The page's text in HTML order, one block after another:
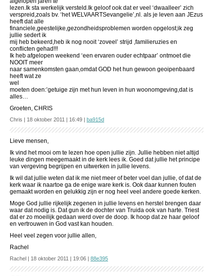
lezen.Ik sta werkelijk versteld.Ik geloof ook dat er veel ‘dwaalleer’ zich
verspreid,zoals bv. ‘het WELVAARTSevangelie’,nl. als je leven aan JEzus
heeft dat alle
financiele,geestelijke,gezondheidsproblemen worden opgelost;ik zeg
jullie sedert ik
mij heb bekeerd,heb ik nog nooit ‘zoveel’ strijd ,familieruzies en
conflicten gehad!!!
Ik heb afgelopen weekend ‘een ervaren ouder echtpaar’ ontmoet die
NOOIT meer
naar samenkomsten gaan,omdat GOD het hun gewoon geoipenbaard
heeft wat ze
wel
moeten doen:’getuige zijn met hun leven in hun woonomgeving,dat is
alles…
Groeten, CHRIS
Chris | 18 oktober 2011 | 16:49 | ba915d
Lieve mensen,
Ik vind het mooi om te lezen hoe open jullie zijn. Jullie hebben niet altijd
leuke dingen meegemaakt in de kerk lees ik. Goed dat jullie het principe
van vergeving begrijpen en uitwerken in jullie levens.
Ik wil dat jullie weten dat ik me niet meer of beter voel dan jullie, of dat de
kerk waar ik naartoe ga de enige ware kerk is. Ook daar kunnen fouten
gemaakt worden en gelukkig zijn er nog heel veel andere goede kerken.
Moge God jullie rijkelijk zegenen in jullie levens en herstel brengen daar
waar dat nodig is. Dat gun ik de dochter van Truida ook van harte. Triest
dat er zo moeilijk gedaan werd over de doop. Ik hoop dat ze haar geloof
en vertrouwen in God vast kan houden.
Heel veel zegen voor jullie allen,
Rachel
Rachel | 18 oktober 2011 | 19:06 | 88e395